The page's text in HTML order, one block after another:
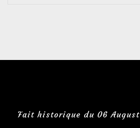
Fait historique du 06 August